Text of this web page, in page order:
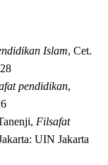
Islam, Cet.
pendidikan,
Filsafat
UIN Jakarta